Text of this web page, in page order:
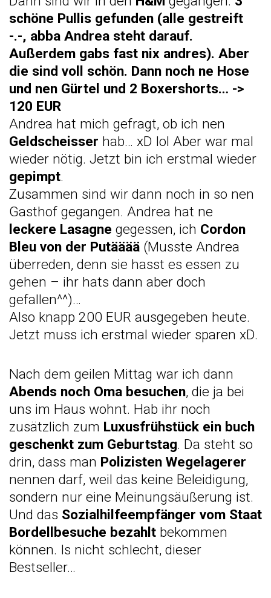
schöne Pullis gefunden (alle gestreift
-.-, abba Andrea steht darauf.
Außerdem gabs fast nix andres). Aber
die sind voll schön. Dann noch ne Hose
und nen Gürtel und 2 Boxershorts… ->
120 EUR
Andrea hat mich gefragt, ob ich nen
Geldscheisser hab… xD lol Aber war mal
wieder nötig. Jetzt bin ich erstmal wieder
gepimpt.
Zusammen sind wir dann noch in so nen
Gasthof gegangen. Andrea hat ne
leckere Lasagne gegessen, ich Cordon
Bleu von der Putääää (Musste Andrea
überreden, denn sie hasst es essen zu
gehen – ihr hats dann aber doch
gefallen^^)…
Also knapp 200 EUR ausgegeben heute.
Jetzt muss ich erstmal wieder sparen xD.
Nach dem geilen Mittag war ich dann
Abends noch Oma besuchen, die ja bei
uns im Haus wohnt. Hab ihr noch
zusätzlich zum Luxusfrühstück ein buch
geschenkt zum Geburtstag. Da steht so
drin, dass man Polizisten Wegelagerer
nennen darf, weil das keine Beleidigung,
sondern nur eine Meinungsäußerung ist.
Und das Sozialhilfeempfänger vom Staat
Bordellbesuche bezahlt bekommen
können. Is nicht schlecht, dieser
Bestseller…